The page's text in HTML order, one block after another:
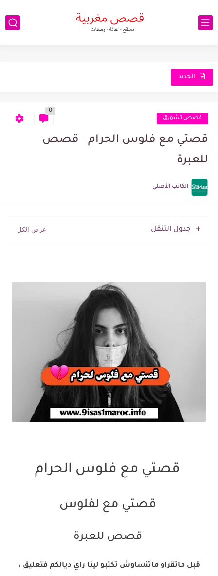
الجديد
قصص تشويق
0
قصتي مع فلوس الحرام - قصص
للعبرة
الكاتب الأصلي
جدول التنقل
قصتي مع فلوس الحرام
قصتي مع لفلوس
قصص للعبرة
قبل ماتقراو ماتنساوش تكتبو لينا راي ديالكم فتعليق ،